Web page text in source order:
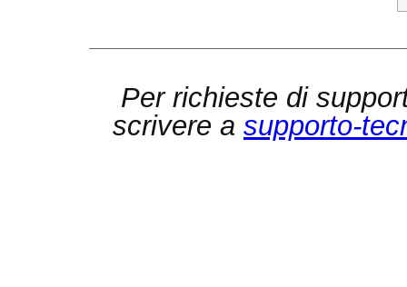
Per richieste di
scrivere a supporto-